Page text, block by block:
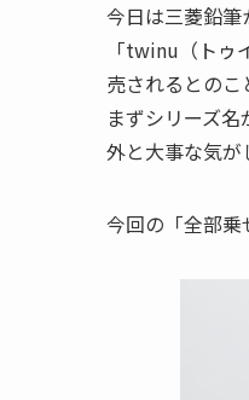
今日は三菱鉛筆
「twinu（トゥ
売されるとのこ
まずシリーズ
外と大事な気が
今回の「全部乗